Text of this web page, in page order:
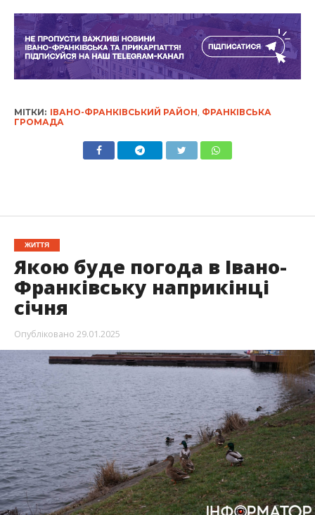
МІТКИ: ІВАНО-ФРАНКІВСЬКИЙ РАЙОН, ФРАНКІВСЬКА
ГРОМАДА
ЖИТТЯ
Якою буде погода в Івано-
Франківську наприкінці
січня
Опубліковано 29.01.2025